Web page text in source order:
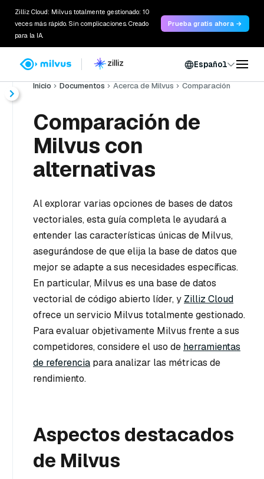
Zilliz Cloud: Milvus totalmente gestionado: 10
veces más rápido. Sin complicaciones. Creado
para la IA.
Prueba gratis ahora →
Español
Inicio Documentos Acerca de Milvus Comparación
Comparación de
Milvus con
alternativas
Al explorar varias opciones de bases de datos
vectoriales, esta guía completa le ayudará a
entender las características únicas de Milvus,
asegurándose de que elija la base de datos que
mejor se adapte a sus necesidades específicas.
En particular, Milvus es una base de datos
vectorial de código abierto líder, y Zilliz Cloud
ofrece un servicio Milvus totalmente gestionado.
Para evaluar objetivamente Milvus frente a sus
competidores, considere el uso de herramientas
de referencia para analizar las métricas de
rendimiento.
Aspectos destacados
de Milvus